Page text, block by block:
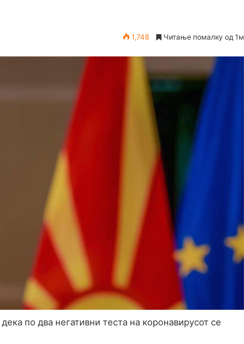
1,748 Читање помалку од 1м
по два негативни теста на коронавирусот се